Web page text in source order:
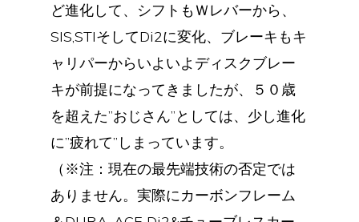
ど進化して、シフトもＷレバーから、
SIS,STIそしてDi2に変化、ブレーキもキ
ャリパーからいよいよディスクブレー
キが前提になってきましたが、５０歳
を超えた”おじさん”としては、少し進化
に”疲れて”しまっています。
（※注：現在の最先端技術の否定では
ありません。実際にカーボンフレーム